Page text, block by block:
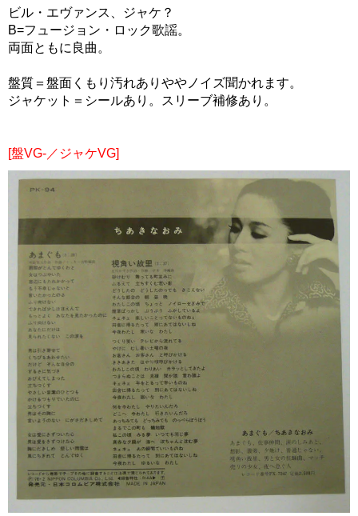
ビル・エヴァンス、ジャケ？
B=フュージョン・ロック歌謡。
両面ともに良曲。
盤質＝盤面くもり汚れありややノイズ聞かれます。
ジャケット＝シールあり。スリーブ補修あり。
[盤VG-／ジャケVG]